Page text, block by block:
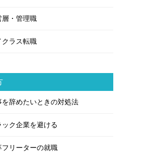
層・管理職
クラス転職
を辞めたいときの対処法
ック企業を避ける
フリーターの就職